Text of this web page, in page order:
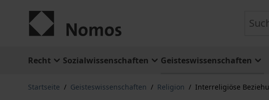
Recht Sozialwissenschaften Geisteswissenschaften
Startseite / Geisteswissenschaften / Religion / Interreligiöse